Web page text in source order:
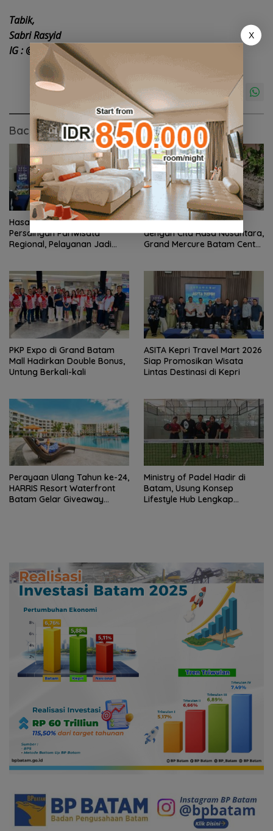
Tabik,
Sabri Rasyid
IG : @sabri.rasyid. (***)
Baca Juga
Hasan: Kepri Hadapi
Persaingan Pariwisata
Regional, Pelayanan Jadi
Rayakan Kemerdekaan
dengan Cita Rasa Nusantara,
Grand Mercure Batam Centre
PKP Expo di Grand Batam
Mall Hadirkan Double Bonus,
Untung Berkali-kali
ASITA Kepri Travel Mart 2026
Siap Promosikan Wisata
Lintas Destinasi di Kepri
Perayaan Ulang Tahun ke-24,
HARRIS Resort Waterfront
Batam Gelar Giveaway
Ministry of Padel Hadir di
Batam, Usung Konsep
Lifestyle Hub Lengkap
X